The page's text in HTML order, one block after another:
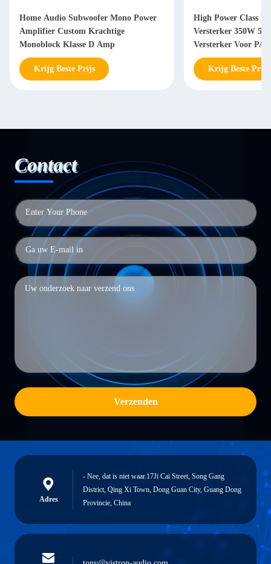
Home Audio Subwoofer Mono Power
Amplifier Custom Krachtige
Monoblock Klasse D Amp
Krijg Beste Prijs
High Power Class D
Versterker 350W
Versterker Voor PA
Kasten
Krijg Beste Prijs
Contact
Verzenden
Adres
- Nee, dat is niet waar.17Ji Cai Street, Song Gang
District, Qing Xi Town, Dong Guan City, Guang Dong
Provincie, China